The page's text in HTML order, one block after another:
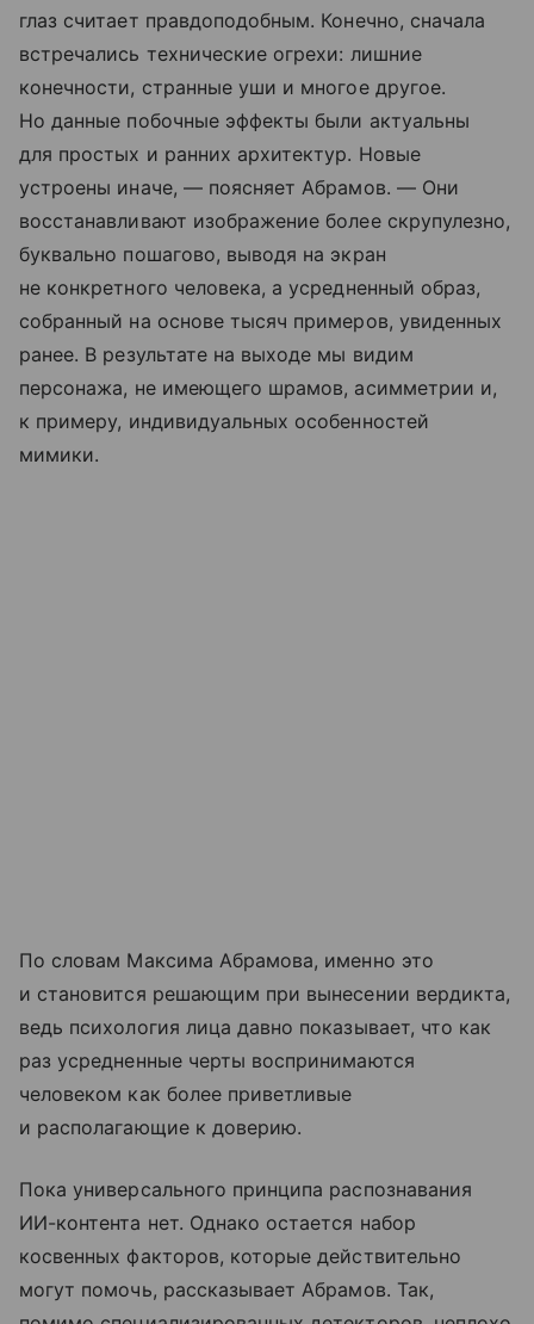
глаз считает правдоподобным. Конечно, сначала
встречались технические огрехи: лишние
конечности, странные уши и многое другое.
Но данные побочные эффекты были актуальны
для простых и ранних архитектур. Новые
устроены иначе, — поясняет Абрамов. — Они
восстанавливают изображение более скрупулезно,
буквально пошагово, выводя на экран
не конкретного человека, а усредненный образ,
собранный на основе тысяч примеров, увиденных
ранее. В результате на выходе мы видим
персонажа, не имеющего шрамов, асимметрии и,
к примеру, индивидуальных особенностей
мимики.
По словам Максима Абрамова, именно это
и становится решающим при вынесении вердикта,
ведь психология лица давно показывает, что как
раз усредненные черты воспринимаются
человеком как более приветливые
и располагающие к доверию.
Пока универсального принципа распознавания
ИИ-контента нет. Однако остается набор
косвенных факторов, которые действительно
могут помочь, рассказывает Абрамов. Так,